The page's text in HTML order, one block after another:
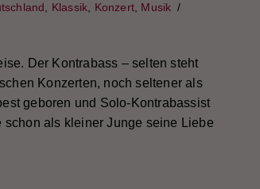
, Klassik, Konzert, Musik
Der Kontrabass – selten steht
Konzerten, noch seltener als
geboren und Solo-Kontrabassist
als kleiner Junge seine Liebe